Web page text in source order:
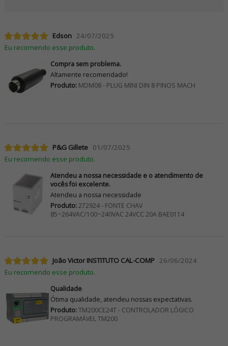
Edson 24/07/2025
Eu recomendo esse produto.
Compra sem problema.
Altamente recomendado!
Produto:MDM08 - PLUG MINI DIN 8 PINOS MACH
P&G Gillete 01/07/2025
Eu recomendo esse produto.
Atendeu a nossa necessidade e o atendimento de
vocês foi excelente.
Atendeu a nossa necessidade
Produto:272924 - FONTE CHAV
85~264VAC/100~240VAC 24VCC 20A BAE0114
João Victor INSTITUTO CAL-COMP 26/06/2024
Eu recomendo esse produto.
Qualidade
Ótima qualidade, atendeu nossas expectativas.
Produto:TM200CE24T - CONTROLADOR LÓGICO
PROGRAMÁVEL TM200